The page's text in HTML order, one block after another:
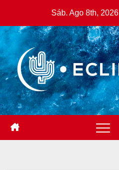
contenido
Sáb. Ago 8th, 2026